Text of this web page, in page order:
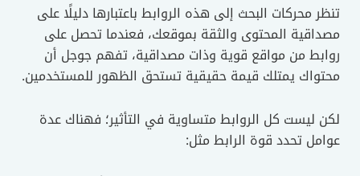
تنظر محركات البحث إلى هذه الروابط باعتبارها دليلًا على
مصداقية المحتوى والثقة بموقعك، فعندما تحصل على
روابط من مواقع قوية وذات مصداقية، تفهم جوجل أن
محتواك يمتلك قيمة حقيقية تستحق الظهور للمستخدمين.
لكن ليست كل الروابط متساوية في التأثير؛ فهناك عدة
عوامل تحدد قوة الرابط مثل: